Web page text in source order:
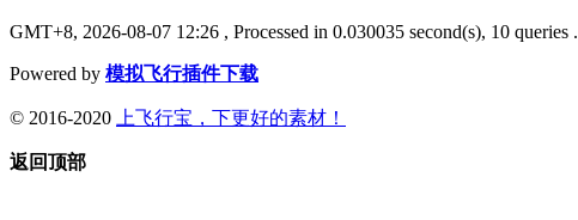
GMT+8, 2026-08-07 12:26 , Processed in 0.030035 second(s), 10 queries .
Powered by 模拟飞行插件下载
© 2016-2020 上飞行宝，下更好的素材！
返回顶部